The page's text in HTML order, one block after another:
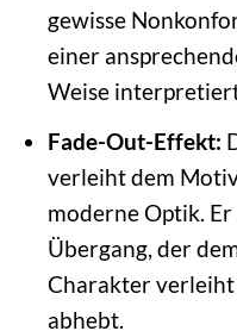
gewisse
einer
Weise
Fade-Out-Effekt:
verleiht dem
moderne Optik.
Übergang, der
Charakter
abhebt.